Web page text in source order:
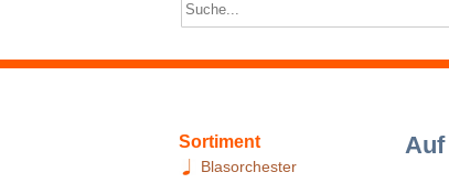
Sortiment
Blasorchester
Auf